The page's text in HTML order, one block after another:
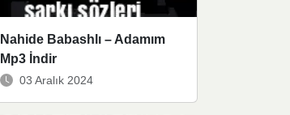
Nahide Babashlı – Adamım
Mp3 İndir
03 Aralık 2024